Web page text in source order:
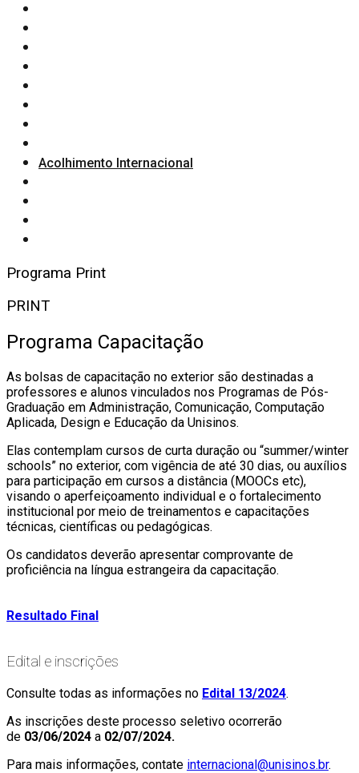
Acolhimento Internacional
Programa Print
PRINT
Programa Capacitação
As bolsas de capacitação no exterior são destinadas a
professores e alunos vinculados nos Programas de Pós-
Graduação em Administração, Comunicação, Computação
Aplicada, Design e Educação da Unisinos.
Elas contemplam cursos de curta duração ou “summer/winter
schools” no exterior, com vigência de até 30 dias, ou auxílios
para participação em cursos a distância (MOOCs etc),
visando o aperfeiçoamento individual e o fortalecimento
institucional por meio de treinamentos e capacitações
técnicas, científicas ou pedagógicas.
Os candidatos deverão apresentar comprovante de
proficiência na língua estrangeira da capacitação.
Resultado Final
Edital e inscrições
Consulte todas as informações no Edital 13/2024.
As inscrições deste processo seletivo ocorrerão
de 03/06/2024 a 02/07/2024.
Para mais informações, contate internacional@unisinos.br.